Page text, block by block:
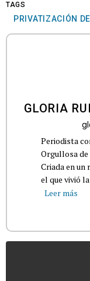
TAGS
PRIVATIZACIÓN
GLORIA
Periodista
Orgullosa
Criada en un
el que vivió
Leer más